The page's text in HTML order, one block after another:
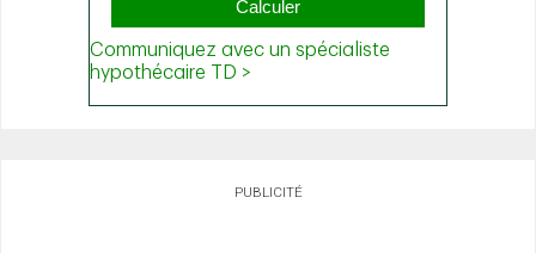
PUBLICITÉ